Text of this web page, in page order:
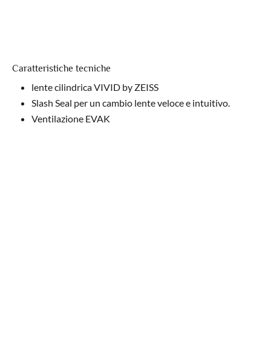
Caratteristiche tecniche
lente cilindrica VIVID by ZEISS
Slash Seal per un cambio lente veloce e intuitivo.
Ventilazione EVAK